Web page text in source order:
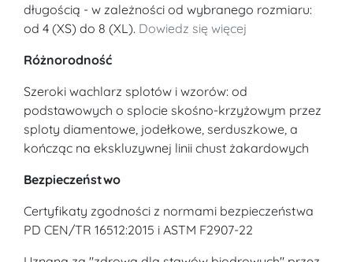
długością - w zależności od wybranego rozmiaru:
od 4 (XS) do 8 (XL). Dowiedz się więcej
Różnorodność
Szeroki wachlarz splotów i wzorów: od
podstawowych o splocie skośno-krzyżowym przez
sploty diamentowe, jodełkowe, serduszkowe, a
kończąc na ekskluzywnej linii chust żakardowych
Bezpieczeństwo
Certyfikaty zgodności z normami bezpieczeństwa
PD CEN/TR 16512:2015 i ASTM F2907-22